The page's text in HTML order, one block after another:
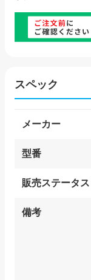
スペック
メーカー
型番
販売ステータス
備考